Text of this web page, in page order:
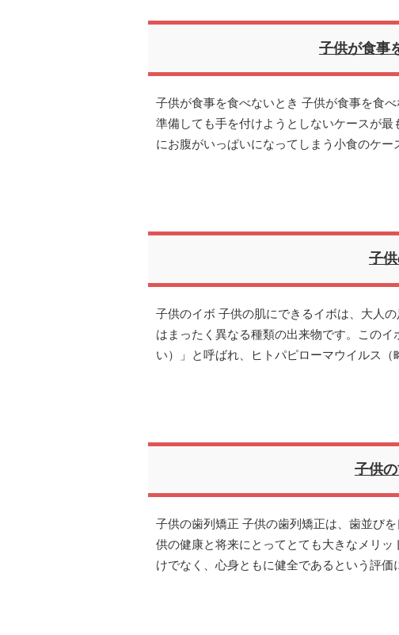
子供が食事
子供が食事を食べないとき 子供が食事を食
準備しても手を付けようとしないケースが
にお腹がいっぱいになってしまう小食のケー
子
子供のイボ 子供の肌にできるイボは、大人
はまったく異なる種類の出来物です。この
い）」と呼ばれ、ヒトパピローマウイルス（
子供
子供の歯列矯正 子供の歯列矯正は、歯並び
供の健康と将来にとってとても大きなメリ
けでなく、心身ともに健全であるという評価